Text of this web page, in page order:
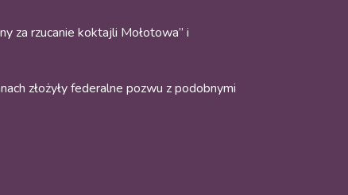
za rzucanie koktajli Mołotowa” i
złożyły federalne pozwu z podobnymi